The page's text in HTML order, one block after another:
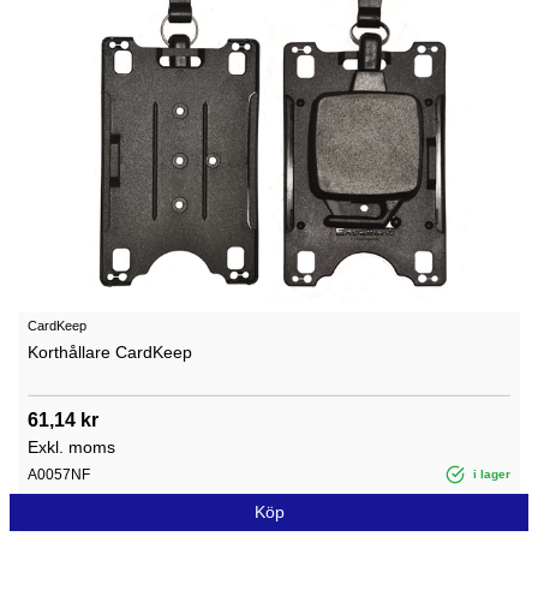
CardKeep
Korthållare CardKeep
61,14 kr
Exkl. moms
A0057NF i lager
Köp